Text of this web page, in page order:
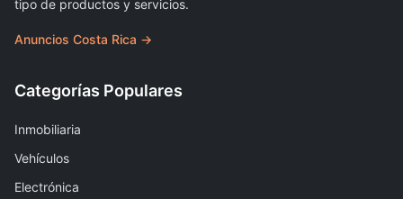
tipo de productos y servicios.
Anuncios Costa Rica →
Categorías Populares
Inmobiliaria
Vehículos
Electrónica